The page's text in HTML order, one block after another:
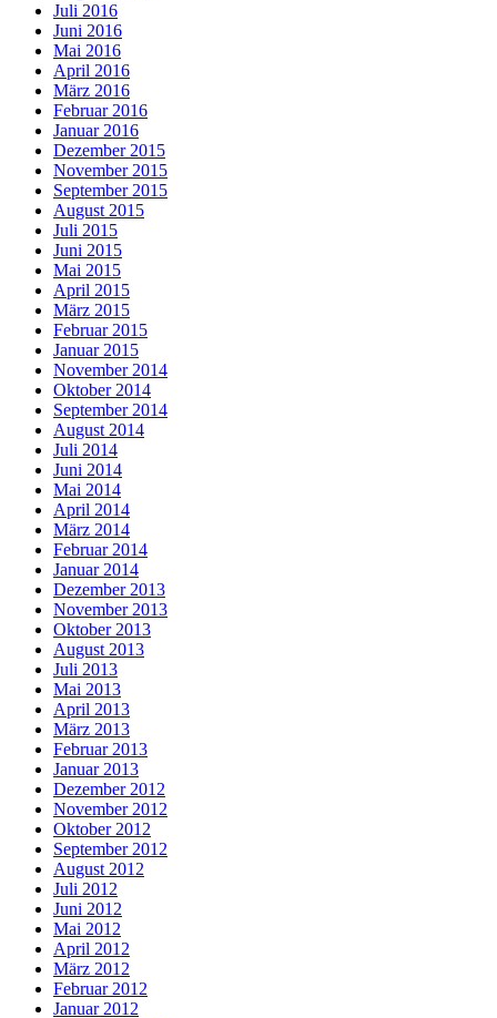
Juli 2016
Juni 2016
Mai 2016
April 2016
März 2016
Februar 2016
Januar 2016
Dezember 2015
November 2015
September 2015
August 2015
Juli 2015
Juni 2015
Mai 2015
April 2015
März 2015
Februar 2015
Januar 2015
November 2014
Oktober 2014
September 2014
August 2014
Juli 2014
Juni 2014
Mai 2014
April 2014
März 2014
Februar 2014
Januar 2014
Dezember 2013
November 2013
Oktober 2013
August 2013
Juli 2013
Mai 2013
April 2013
März 2013
Februar 2013
Januar 2013
Dezember 2012
November 2012
Oktober 2012
September 2012
August 2012
Juli 2012
Juni 2012
Mai 2012
April 2012
März 2012
Februar 2012
Januar 2012